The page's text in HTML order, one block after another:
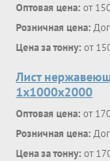
Оптовая цена: от
Розничная цена:
Цена за тонну: от
Лист
1х1000х2000
Оптовая цена: от
Розничная цена:
Цена за тонну: от